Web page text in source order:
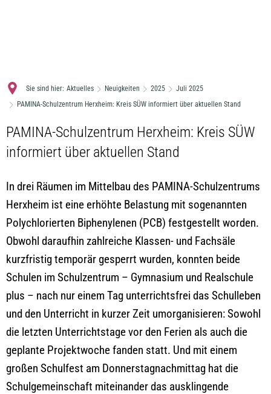
Sie sind hier: Aktuelles Neuigkeiten 2025
Juli 2025
PAMINA-Schulzentrum Herxheim: Kreis SÜW informiert über aktuellen Stand
PAMINA-Schulzentrum Herxheim: Kreis SÜW
informiert über aktuellen Stand
In drei Räumen im Mittelbau des PAMINA-Schulzentrums
Herxheim ist eine erhöhte Belastung mit sogenannten
Polychlorierten Biphenylenen (PCB) festgestellt worden.
Obwohl daraufhin zahlreiche Klassen- und Fachsäle
kurzfristig temporär gesperrt wurden, konnten beide
Schulen im Schulzentrum – Gymnasium und Realschule
plus – nach nur einem Tag unterrichtsfrei das Schulleben
und den Unterricht in kurzer Zeit umorganisieren: Sowohl
die letzten Unterrichtstage vor den Ferien als auch die
geplante Projektwoche fanden statt. Und mit einem
großen Schulfest am Donnerstagnachmittag hat die
Schulgemeinschaft miteinander das ausklingende